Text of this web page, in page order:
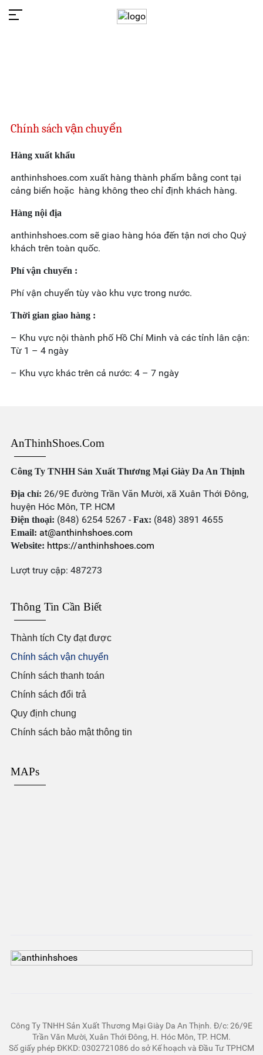
Chính sách vận chuyển
Hàng xuất khẩu
anthinhshoes.com xuất hàng thành phẩm bằng cont tại
cảng biển hoặc hàng không theo chỉ định khách hàng.
Hàng nội địa
anthinhshoes.com sẽ giao hàng hóa đến tận nơi cho Quý
khách trên toàn quốc.
Phí vận chuyển :
Phí vận chuyển tùy vào khu vực trong nước.
Thời gian giao hàng :
– Khu vực nội thành phố Hồ Chí Minh và các tỉnh lân cận:
Từ 1 – 4 ngày
– Khu vực khác trên cả nước: 4 – 7 ngày
AnThinhShoes.com
Công Ty TNHH Sản Xuất Thương Mại Giày Da An Thịnh
Địa chỉ: 26/9E đường Trần Văn Mười, xã Xuân Thới Đông,
huyện Hóc Môn, TP. HCM
Điện thoại: (848) 6254 5267 -Fax: (848) 3891 4655
Email: at@anthinhshoes.com
Website: https://anthinhshoes.com
Lượt truy cập: 487273
Thông Tin Cần Biết
Thành tích Cty đạt được
Chính sách vận chuyển
Chính sách thanh toán
Chính sách đổi trả
Quy định chung
Chính sách bảo mật thông tin
MAPs
Công Ty TNHH Sản Xuất Thương Mại Giày Da An Thịnh. Đ/c: 26/9E
Trần Văn Mười, Xuân Thới Đông, H. Hóc Môn, TP. HCM.
Số giấy phép ĐKKD: 0302721086 do sở Kế hoạch và Đầu Tư TPHCM